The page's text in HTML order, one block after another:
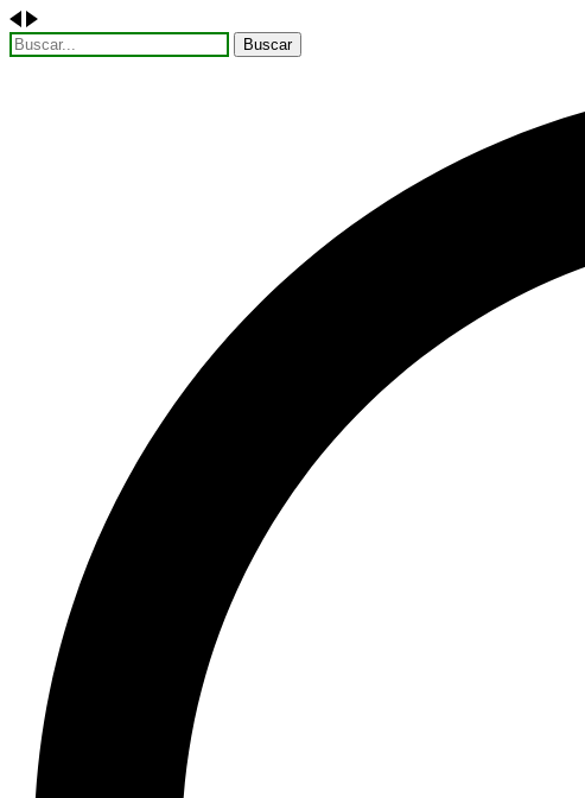
Buscar